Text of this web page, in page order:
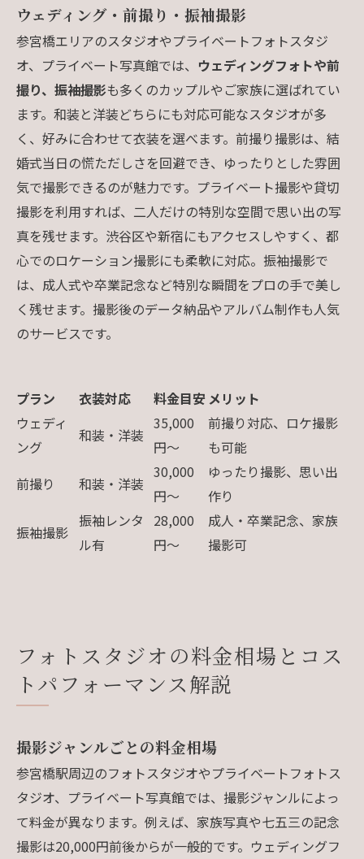
ウェディング・前撮り・振袖撮影
参宮橋エリアのスタジオやプライベートフォトスタジ
オ、プライベート写真館では、 ウェディングフォトや前
撮り、振袖撮影も多くのカップルやご家族に選ばれてい
ます。和装と洋装どちらにも対応可能なスタジオが多
く、好みに合わせて衣装を選べます。前撮り撮影は、結
婚式当日の慌ただしさを回避でき、ゆったりとした雰囲
気で撮影できるのが魅力です。プライベート撮影や貸切
撮影を利用すれば、二人だけの特別な空間で思い出の写
真を残せます。渋谷区や新宿にもアクセスしやすく、都
心でのロケーション撮影にも柔軟に対応。振袖撮影で
は、成人式や卒業記念など特別な瞬間をプロの手で美し
く残せます。撮影後のデータ納品やアルバム制作も人気
のサービスです。
プラン 衣装対応 料金目安メリット
ウェディ
ング
和装・洋装
35,000
円〜
前撮り対応、ロケ撮影
も可能
前撮り
和装・洋装
30,000
円〜
ゆったり撮影、思い出
作り
振袖撮影
振袖レンタ
ル有
28,000
円〜
成人・卒業記念、家族
撮影可
フォトスタジオの料金相場とコス
トパフォーマンス解説
撮影ジャンルごとの料金相場
参宮橋駅周辺のフォトスタジオやプライベートフォトス
タジオ、プライベート写真館では、撮影ジャンルによっ
て料金が異なります。例えば、家族写真や七五三の記念
撮影は20,000円前後からが一般的です。ウェディングフ